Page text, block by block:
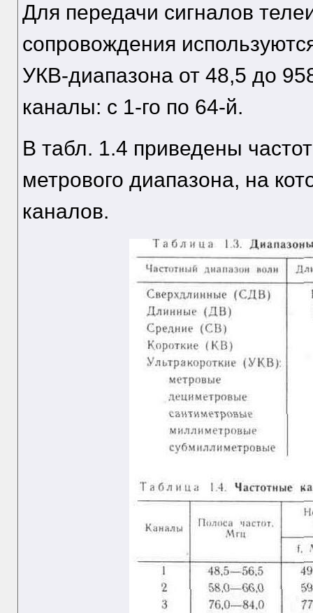
Для передачи сигналов
сопровождения
УКВ-диапазона от 48,5 до
каналы: с 1-го по 64-й.
В табл. 1.4 приведены
метрового диапазона, на
каналов.